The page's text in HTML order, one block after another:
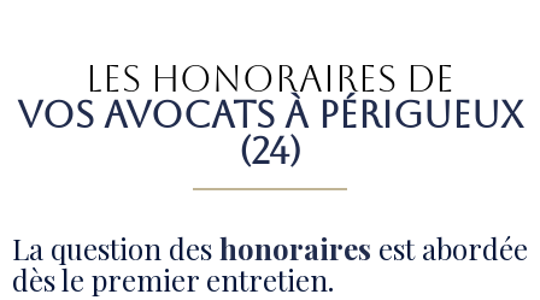
Les honoraires de
vos avocats à Périgueux
(24)
La question deshonoraires est abordée
dès le premier entretien.